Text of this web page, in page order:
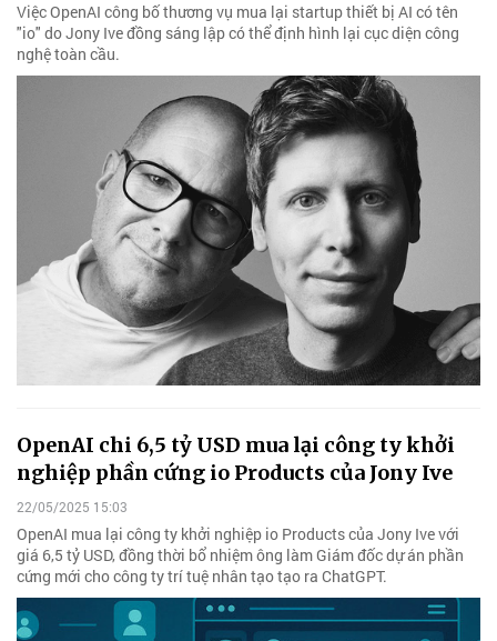
Việc OpenAI công bố thương vụ mua lại startup thiết bị AI có tên
"io" do Jony Ive đồng sáng lập có thể định hình lại cục diện công
nghệ toàn cầu.
OpenAI chi 6,5 tỷ USD mua lại công ty khởi
nghiệp phần cứng io Products của Jony Ive
22/05/2025 15:03
OpenAI mua lại công ty khởi nghiệp io Products của Jony Ive với
giá 6,5 tỷ USD, đồng thời bổ nhiệm ông làm Giám đốc dự án phần
cứng mới cho công ty trí tuệ nhân tạo tạo ra ChatGPT.